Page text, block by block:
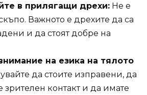
в прилягащи дрехи: Не е
Важното е дрехите да са
и да стоят добре на
на езика на тялото
да стоите изправени, да
контакт и да имате